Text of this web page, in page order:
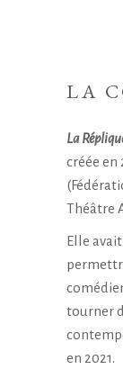
LA
La
créée en
Théâtre
Elle
tourner
en 2021.